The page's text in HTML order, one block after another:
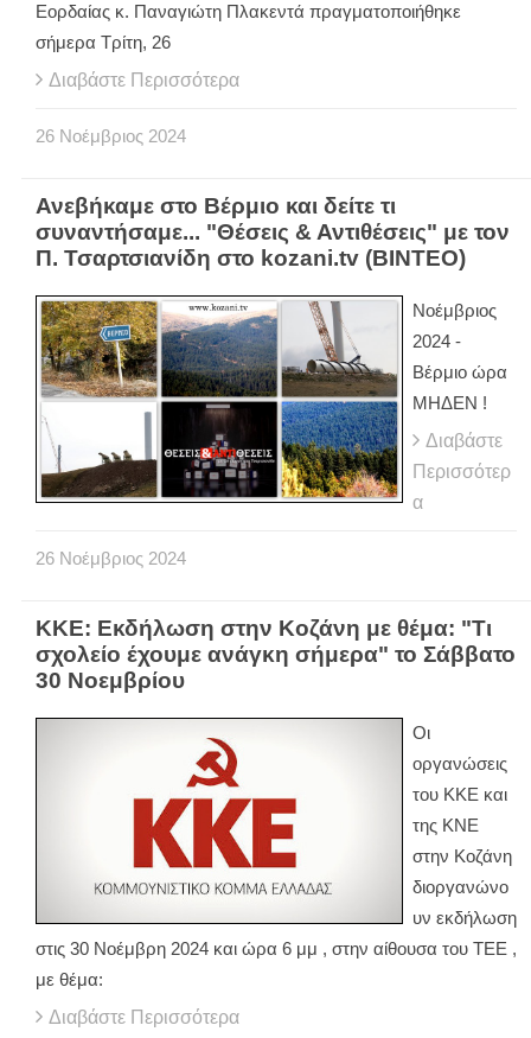
Εορδαίας κ. Παναγιώτη Πλακεντά πραγματοποιήθηκε
σήμερα Τρίτη, 26
Διαβάστε Περισσότερα
26 Νοέμβριος 2024
Ανεβήκαμε στο Βέρμιο και δείτε τι
συναντήσαμε... "Θέσεις & Αντιθέσεις" με τον
Π. Τσαρτσιανίδη στο kozani.tv (BINTEO)
Νοέμβριος
2024 -
Βέρμιο ώρα
ΜΗΔΕΝ !
Διαβάστε
Περισσότερ
α
26 Νοέμβριος 2024
ΚΚΕ: Εκδήλωση στην Κοζάνη με θέμα: "Τι
σχολείο έχουμε ανάγκη σήμερα" το Σάββατο
30 Νοεμβρίου
Οι
οργανώσεις
του ΚΚΕ και
της ΚΝΕ
στην Κοζάνη
διοργανώνο
υν εκδήλωση
στις 30 Νοέμβρη 2024 και ώρα 6 μμ , στην αίθουσα του ΤΕΕ ,
με θέμα:
Διαβάστε Περισσότερα